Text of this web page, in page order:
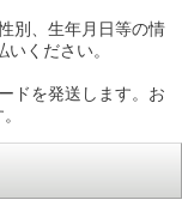
別、生年月日等の情
ください。
ドを発送します。お